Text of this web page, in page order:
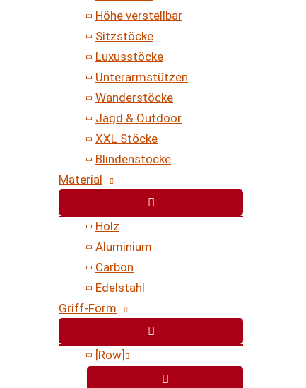
Höhe verstellbar
Sitzstöcke
Luxusstöcke
Unterarmstützen
Wanderstöcke
Jagd & Outdoor
XXL Stöcke
Blindenstöcke
Material
Holz
Aluminium
Carbon
Edelstahl
Griff-Form
[Row]